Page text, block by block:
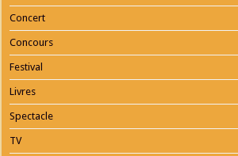
Concert
Concours
Festival
Livres
Spectacle
TV